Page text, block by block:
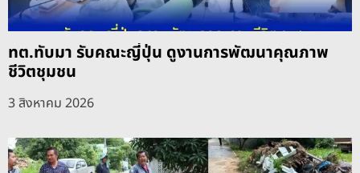
ทต.ทับมา รับคณะญี่ปุ่น ดูงานการพัฒนาคุณภาพ
ชีวิตชุมชน
3 สิงหาคม 2026